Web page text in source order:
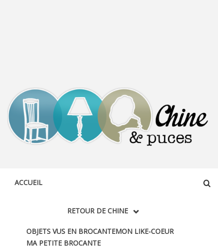
ACCUEIL
RETOUR DE CHINE
OBJETS VUS EN BROCANTEMON LIKE-COEUR
MA PETITE BROCANTE